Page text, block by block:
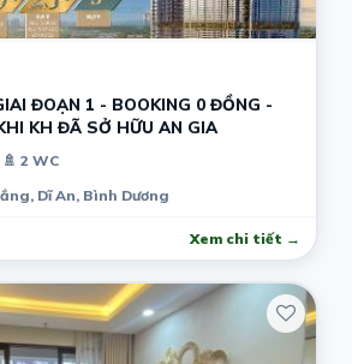
ĐOẠN 1 - BOOKING 0 ĐỒNG -
KH ĐÃ SỞ HỮU AN GIA
🚿 2 WC
Dĩ An, Bình Dương
Xem chi tiết →